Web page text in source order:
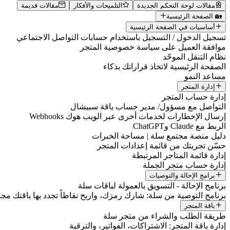
مقالات لوحة التحكم الجديدة التلميحات والأفكار
مقالات قديمة
🏡 الصفحة الرئيسية
أساسيات في الصفحة الرئيسية
تسجيل الدخول / التسجيل باستخدام حسابات التواصل الاجتماعي
موافقة العميل على سياسة خصوصية المتجر
نظام التنقل الموحّد
الصفحة الرئيسية لاتخاذ قراراتك بذكاء
مساعد النمو
إدارة المتجر
إدارة حساب المتجر
التواصل مع مسؤول/ مدير حساب باقة سبيشال
إرسال الإخطارات لخدمات أخرى عبر الويب هوك Webhooks
الربط مع Claude وChatGPT
دليل منصة مجتمع سلة | مساحة الخبرات
حسّن تجربتك من قائمة إعدادات المتجر
إدارة قائمة المتاجر المرتبطة
إدارة حساب متجر الجملة
برامج الإحالة والتوصيات
برنامج الإحالة - التسويق بالعمولة لباقات سلة
برنامج التوصية من سلة: شارك رمزك، واربح نقاطاً تجدد بها باقتك
باقة المتجر
طريقة الطلب والشراء من متجر سلة
إدارة باقة المتجر: الاشتراكات، الفواتير، والترقية